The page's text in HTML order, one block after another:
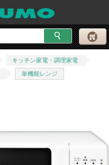
キッチン家電・調理家電
単機能レンジ